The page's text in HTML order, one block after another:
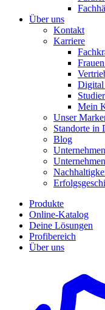
Über uns
Kontakt
Karriere
Digital
Mein
Unser
Standorte in
Blog
Produkte
Online-Katalog
Deine Lösungen
Profibereich
Über uns